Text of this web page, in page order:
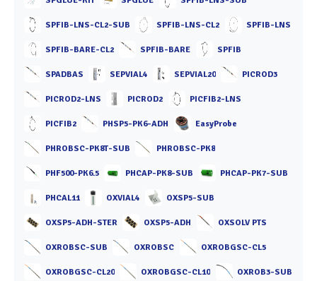
SPFIB-LNS-CL2-SUB SPFIB-LNS-CL2 SPFIB-LNS
SPFIB-BARE-CL2 SPFIB-BARE SPFIB
SPADBAS SEPVIAL4 SEPVIAL20 PICROD3
PICROD2-LNS PICROD2 PICFIB2-LNS
PICFIB2 PHSP5-PK6-ADH EasyProbe
PHROBSC-PK8T-SUB PHROBSC-PK8
PHF500-PK6.5 PHCAP-PK8-SUB PHCAP-PK7-SUB
PHCAL11 OXVIAL4 OXSP5-SUB
OXSP5-ADH-STER OXSP5-ADH OXSOLV PTS
OXROBSC-SUB OXROBSC OXROBGSC-CL5
OXROBGSC-CL20 OXROBGSC-CL10 OXROB3-SUB